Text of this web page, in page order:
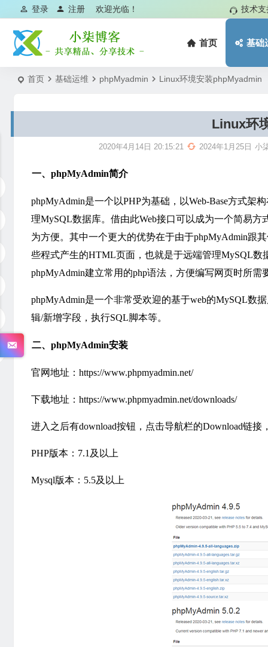
欢迎光临！
登录 注册 技术支
首页 基础
首页 基础运维 phpMyadmin Linux环境安装phpMyadmin
Linux环
2020年4月14日 20:15:21 2024年1月25日 小
一、phpMyAdmin简介
phpMyAdmin是一个以PHP为基础，以Web-Base方式
理MySQL数据库。借由此Web接口可以成为一个简易
为方便。其中一个更大的优势在于由于phpMyAdmin跟
些程式产生的HTML页面，也就是于远端管理MySQL数
phpMyAdmin建立常用的php语法，方便编写网页时所需
phpMyAdmin是一个非常受欢迎的基于web的MySQL数
辑/新增字段，执行SQL脚本等。
二、phpMyAdmin安装
官网地址：https://www.phpmyadmin.net/
下载地址：https://www.phpmyadmin.net/downloads/
进入之后有download按钮，点击导航栏的Download链
PHP版本：7.1及以上
Mysql版本：5.5及以上